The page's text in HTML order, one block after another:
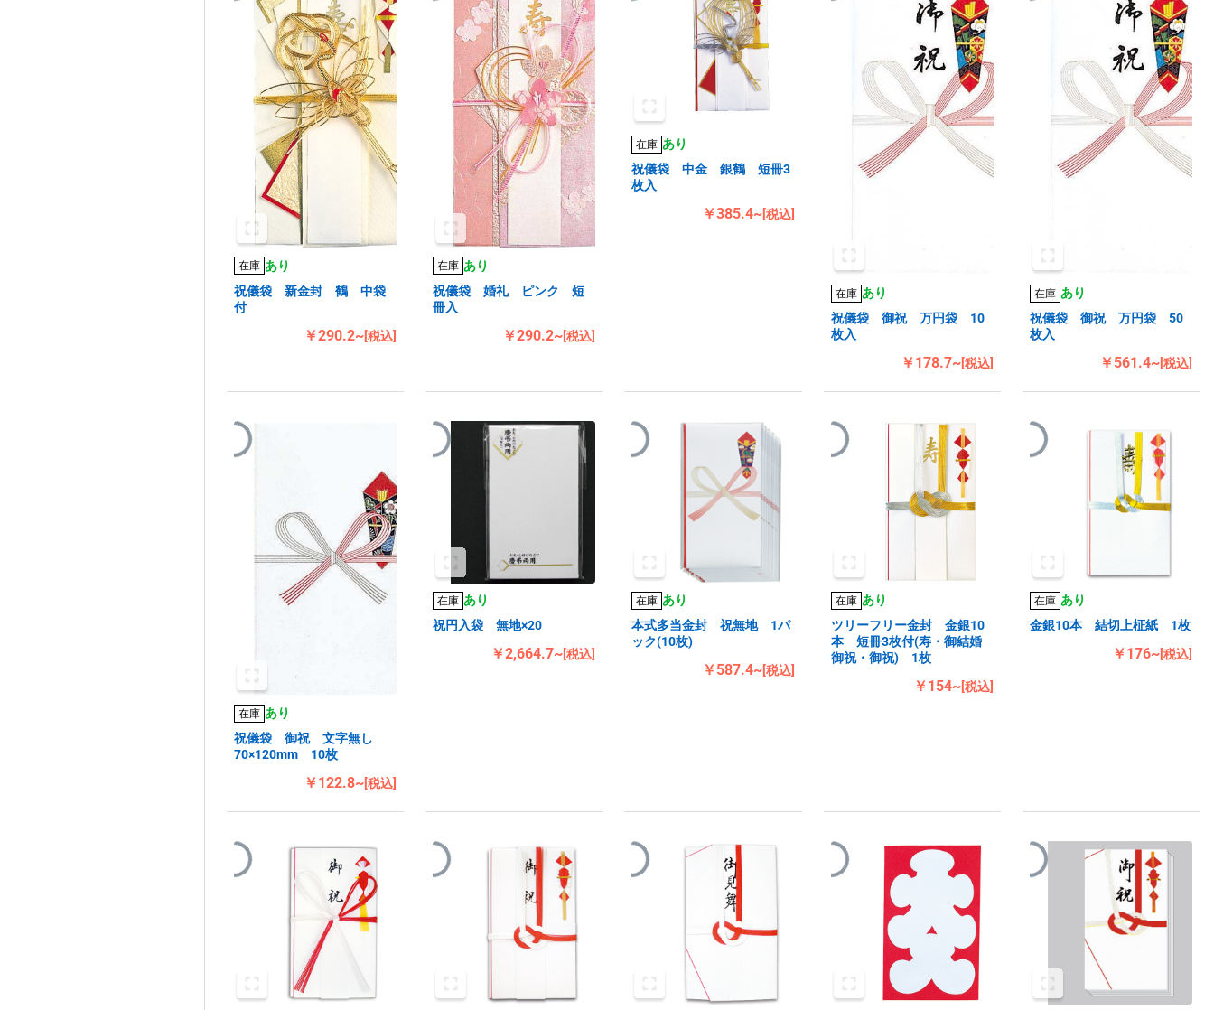
在庫 あり
祝儀袋 新金封 鶴 中袋
付
￥290.2~[税込]
在庫 あり
祝儀袋 婚礼 ピンク 短
冊入
￥290.2~[税込]
在庫 あり
祝儀袋 中金 銀鶴 短冊3
枚入
￥385.4~[税込]
在庫 あり
祝儀袋 御祝 万円袋 10
枚入
￥178.7~[税込]
在庫 あり
祝儀袋 御祝 万円袋 50
枚入
￥561.4~[税込]
在庫 あり
祝儀袋 御祝 文字無し
70×120mm 10枚
￥122.8~[税込]
在庫 あり
祝円入袋 無地×20
￥2,664.7~[税込]
在庫 あり
本式多当金封 祝無地 1パ
ック(10枚)
￥587.4~[税込]
在庫 あり
ツリーフリー金封 金銀10
本 短冊3枚付(寿・御結婚
御祝・御祝) 1枚
￥154~[税込]
在庫 あり
金銀10本 結切上柾紙 1枚
￥176~[税込]